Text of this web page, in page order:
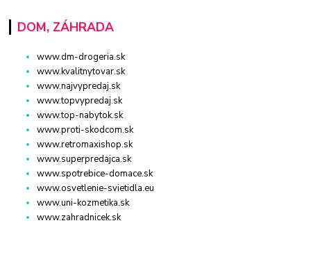
DOM, ZÁHRADA
www.dm-drogeria.sk
www.kvalitnytovar.sk
www.najvypredaj.sk
www.topvypredaj.sk
www.top-nabytok.sk
www.proti-skodcom.sk
www.retromaxishop.sk
www.superpredajca.sk
www.spotrebice-domace.sk
www.osvetlenie-svietidla.eu
www.uni-kozmetika.sk
www.zahradnicek.sk